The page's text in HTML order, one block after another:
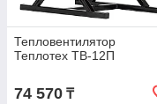
Тепловентилятор
Теплотех ТВ-12П
74 570 ₸